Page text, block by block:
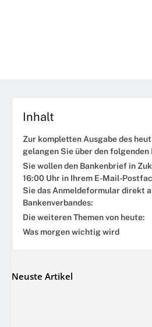
Inhalt
Zur kompletten Ausgabe des
gelangen Sie über den folgenden
Sie wollen den Bankenbrief in
16:00 Uhr in Ihrem E-Mail-
Sie das Anmeldeformular direkt
Bankenverbandes:
Die weiteren Themen von heute:
Was morgen wichtig wird
Neuste Artikel